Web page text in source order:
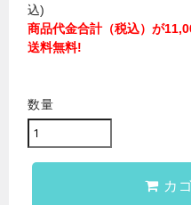
込)
商品代金合計（税込）が
送料無料!
数量
カ